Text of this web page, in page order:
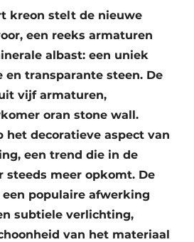
kreon stelt de nieuwe
een reeks armaturen
albast: een uniek
en transparante steen. De
vijf armaturen,
oran stone wall.
het decoratieve aspect van
een trend die in de
steeds meer opkomt. De
populaire afwerking
subtiele verlichting,
van het materiaal